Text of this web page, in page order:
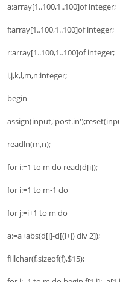
a:array[1..100,1..100]of integer;
f:array[1..100,1..100]of integer;
r:array[1..100,1..100]of integer;
i,j,k,l,m,n:integer;
begin
readln(m,n);
for i:=1 to m do read(d[i]);
for i:=1 to m-1 do
for j:=i+1 to m do
a:=a+abs(d[j]-d[(i+j) div 2]);
fillchar(f,sizeof(f),$15);